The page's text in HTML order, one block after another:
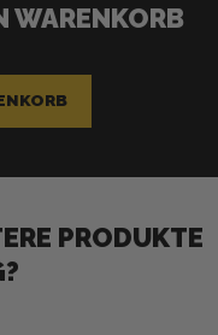
WARENKORB
PRODUKTE